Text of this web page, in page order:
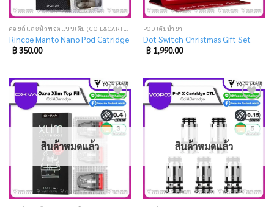
Rincoe Manto Nano Pod Catridge
฿350.00
POD เติมน้ำยา
Dot Switch Christmas Gift Set
฿1,990.00
Add
to
wishlist
สินค้าหมดแล้ว
Add
to
wishlist
สินค้าหมดแล้ว